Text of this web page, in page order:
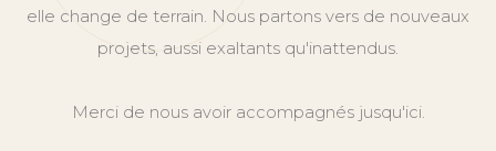
elle change de terrain. Nous partons vers de nouveaux
projets, aussi exaltants qu'inattendus.
Merci de nous avoir accompagnés jusqu'ici.